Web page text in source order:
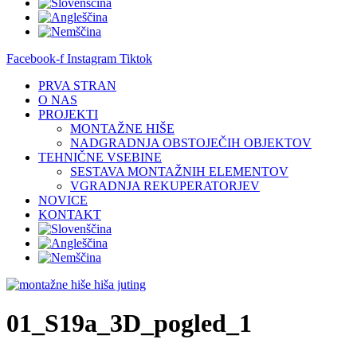
Facebook-f Instagram Tiktok
PRVA STRAN
O NAS
PROJEKTI
MONTAŽNE HIŠE
NADGRADNJA OBSTOJEČIH OBJEKTOV
TEHNIČNE VSEBINE
SESTAVA MONTAŽNIH ELEMENTOV
VGRADNJA REKUPERATORJEV
NOVICE
KONTAKT
01_S19a_3D_pogled_1